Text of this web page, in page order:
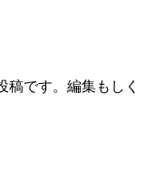
稿です。編集もしく